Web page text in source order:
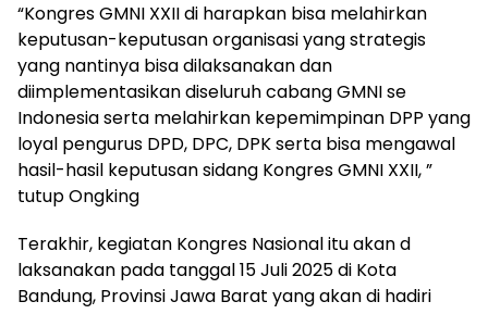
‎“Kongres GMNI XXII di harapkan bisa melahirkan
keputusan-keputusan organisasi yang strategis
yang nantinya bisa dilaksanakan dan
diimplementasikan diseluruh cabang GMNI se
Indonesia serta melahirkan kepemimpinan DPP yang
loyal pengurus DPD, DPC, DPK serta bisa mengawal
hasil-hasil keputusan sidang Kongres GMNI XXII, ”
tutup Ongking
‎Terakhir, kegiatan Kongres Nasional itu akan d
laksanakan pada tanggal 15 Juli 2025 di Kota
Bandung, Provinsi Jawa Barat yang akan di hadiri